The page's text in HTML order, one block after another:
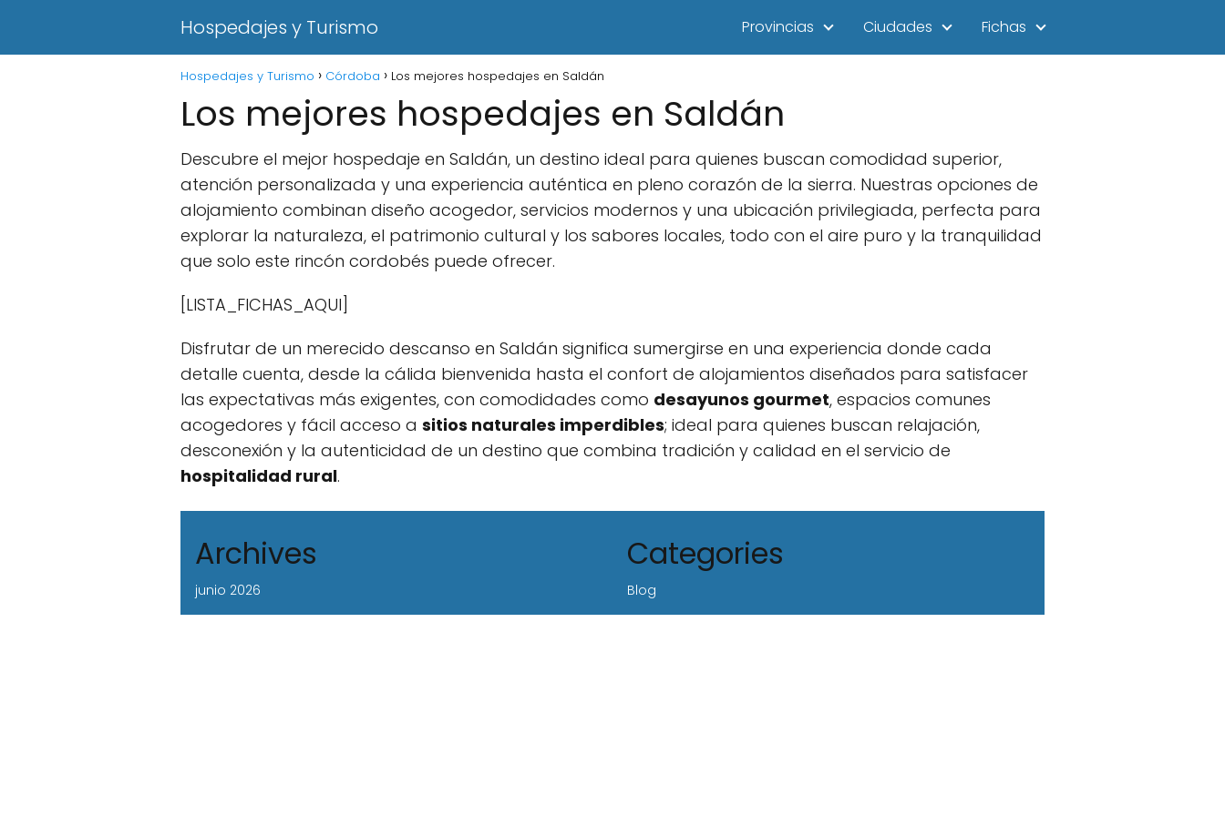
Hospedajes y Turismo Provincias Ciudades Fichas
Hospedajes y Turismo Córdoba Los mejores hospedajes en Saldán
Los mejores hospedajes en Saldán
Descubre el mejor hospedaje en Saldán, un destino ideal para quienes buscan comodidad superior,
atención personalizada y una experiencia auténtica en pleno corazón de la sierra. Nuestras opciones de
alojamiento combinan diseño acogedor, servicios modernos y una ubicación privilegiada, perfecta para
explorar la naturaleza, el patrimonio cultural y los sabores locales, todo con el aire puro y la tranquilidad
que solo este rincón cordobés puede ofrecer.
[LISTA_FICHAS_AQUI]
Disfrutar de un merecido descanso en Saldán significa sumergirse en una experiencia donde cada
detalle cuenta, desde la cálida bienvenida hasta el confort de alojamientos diseñados para satisfacer
las expectativas más exigentes, con comodidades como desayunos gourmet, espacios comunes
acogedores y fácil acceso a sitios naturales imperdibles; ideal para quienes buscan relajación,
desconexión y la autenticidad de un destino que combina tradición y calidad en el servicio de
hospitalidad rural.
Archives
junio 2026
Categories
Blog